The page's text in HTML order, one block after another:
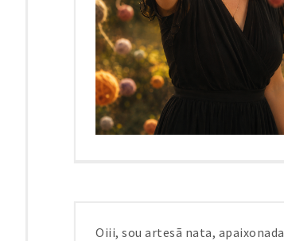
Oiii, sou artesã nata, apaixonada